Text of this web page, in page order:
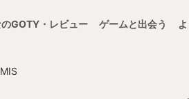
GOTY・レビュー ゲームと出会う